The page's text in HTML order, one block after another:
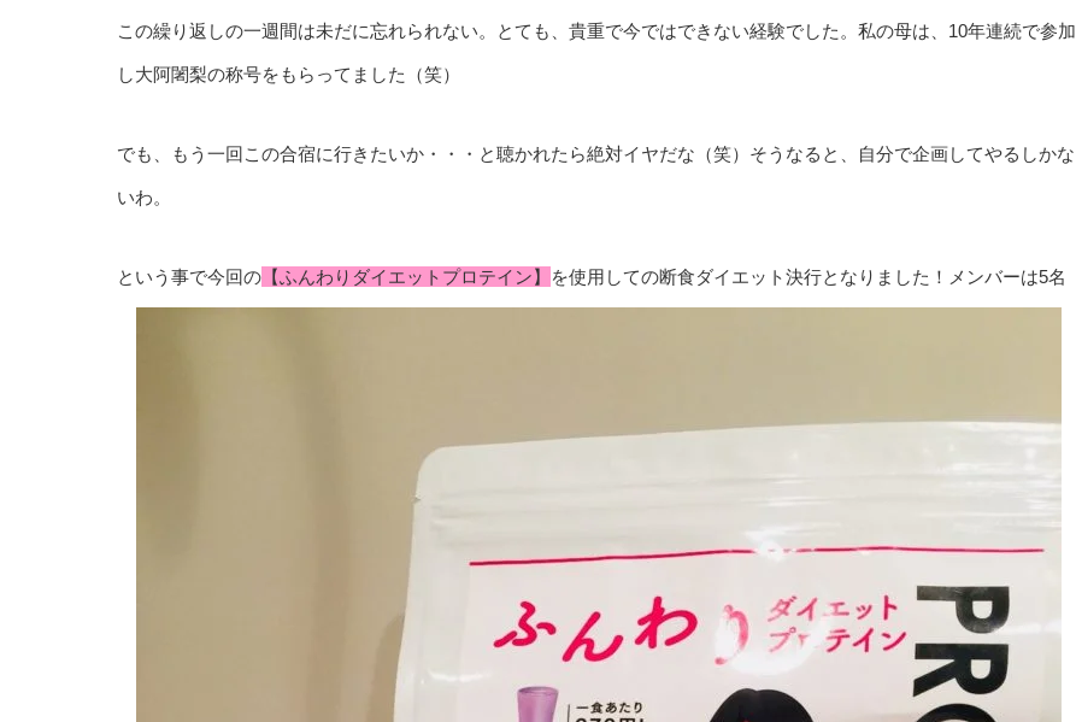
この繰り返しの一週間は未だに忘れられない。とても、貴重で今ではできない経験でした。私の母は、10年連続で参加
し大阿闍梨の称号をもらってました（笑）
でも、もう一回この合宿に行きたいか・・・と聴かれたら絶対イヤだな（笑）そうなると、自分で企画してやるしかな
いわ。
という事で今回の 【ふんわりダイエットプロテイン】 を使用しての断食ダイエット決行となりました！メンバーは5名